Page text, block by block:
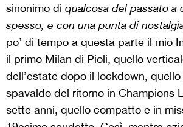
sinonimo di qualcosa del passato a
spesso, e con una punta di
po’ di tempo a questa parte il mio
il primo Milan di Pioli, quello
dell’estate dopo il lockdown,
spavaldo del ritorno in Champions
sette anni, quello compatto e in